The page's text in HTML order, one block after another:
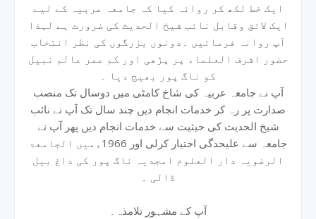
ایک خط لکھ کر روانہ کیا کہ جامعہ عربیہ کے لیے
ایک لائق وقابل نائب شیخ الحدیث کی ضرورت ہے لہذا
آپ روانہ فرمائیں ۔دونوں بزرگوں کی نظر انتخاب
حضور اشرف العلماء پر پڑھی اور کم عمر عالم نبیل
کو ناگ پور بھیج دیا ۔
آپ نے جامعہ عربیہ کی شاخ کامٹی میں دوسال تک منصب
صدارت پر رہ کر خدمات انجام دیں چند سال تک آپ نے نائب
شیخ الحدیث کی حیثیت سے خدمات انجام دیں پھر آپ نے
جامعہ سے علیحدگی اختیار کرلی اور 1966ءمیں الجامعۃ
الرضویہ دار العلوم امجدیہ ناگ پور کی داغ بیل
ڈالی ۔
آپ کے مشہور تلامذہ۔